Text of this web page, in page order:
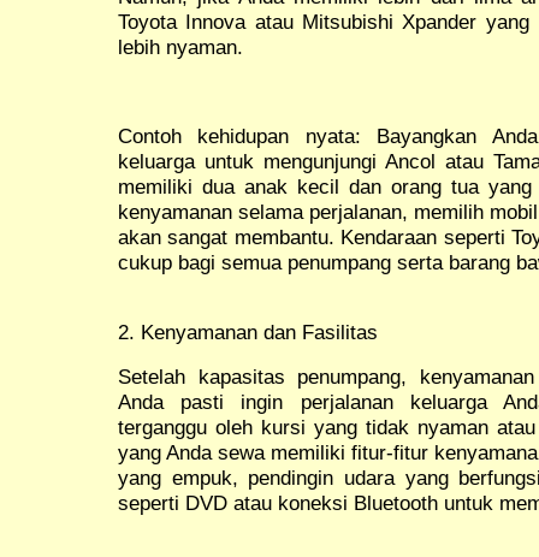
Toyota Innova atau Mitsubishi Xpander
lebih nyaman.
Contoh kehidupan nyata: Bayangkan
keluarga untuk mengunjungi Ancol atau
memiliki dua anak kecil dan orang tua
kenyamanan selama perjalanan, memilih
akan sangat membantu. Kendaraan seperti
cukup bagi semua penumpang serta barang
2. Kenyamanan dan Fasilitas
Setelah kapasitas penumpang,
Anda pasti ingin perjalanan keluarga
terganggu oleh kursi yang tidak nyaman
yang Anda sewa memiliki fitur-fitur
yang empuk, pendingin udara yang
seperti DVD atau koneksi Bluetooth untuk